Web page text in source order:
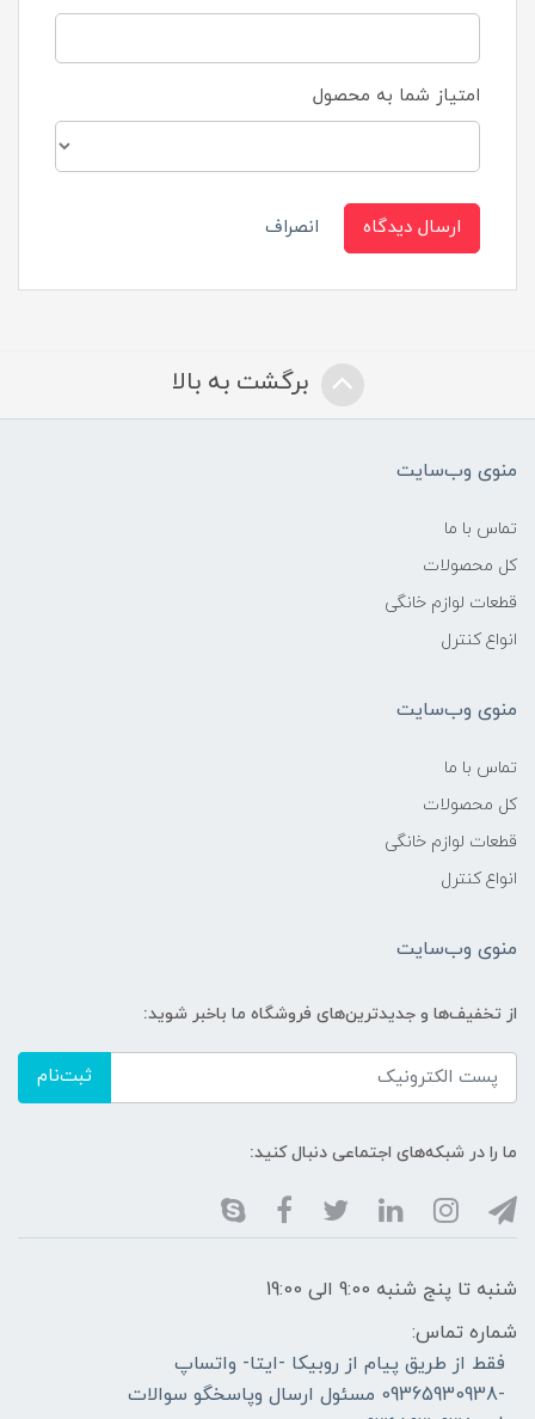
امتیاز شما به محصول
ارسال دیدگاه انصراف
برگشت به بالا
منوی وب‌سایت
تماس با ما
کل محصولات
قطعات لوازم خانگی
انواع کنترل
منوی وب‌سایت
تماس با ما
کل محصولات
قطعات لوازم خانگی
انواع کنترل
منوی وب‌سایت
از تخفیف‌ها و جدیدترین‌های فروشگاه ما باخبر شوید:
ثبت‌نام
ما را در شبکه‌های اجتماعی دنبال کنید:
شنبه تا پنج شنبه 9:00 الی 19:00
شماره تماس:
فقط از طریق پیام از روبیکا -ایتا- واتساپ
-09365930938 مسئول ارسال وپاسخگو سوالات